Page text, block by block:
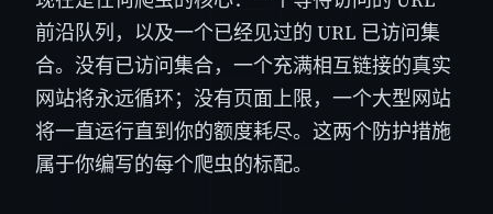
前沿队列，以及一个已经见过的 URL 已访问集
合。没有已访问集合，一个充满相互链接的真实
网站将永远循环；没有页面上限，一个大型网站
将一直运行直到你的额度耗尽。这两个防护措施
属于你编写的每个爬虫的标配。